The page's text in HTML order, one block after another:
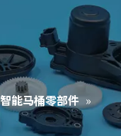
智能马桶零部件 »